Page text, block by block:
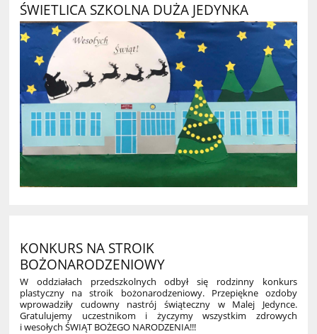
ŚWIETLICA SZKOLNA DUŻA JEDYNKA
KONKURS NA STROIK
BOŻONARODZENIOWY
W oddziałach przedszkolnych odbył się rodzinny konkurs
plastyczny na stroik bożonarodzeniowy. Przepiękne ozdoby
wprowadziły cudowny nastrój świąteczny w Malej Jedynce.
Gratulujemy uczestnikom i życzymy wszystkim zdrowych
i wesołych ŚWIĄT BOŻEGO NARODZENIA!!!